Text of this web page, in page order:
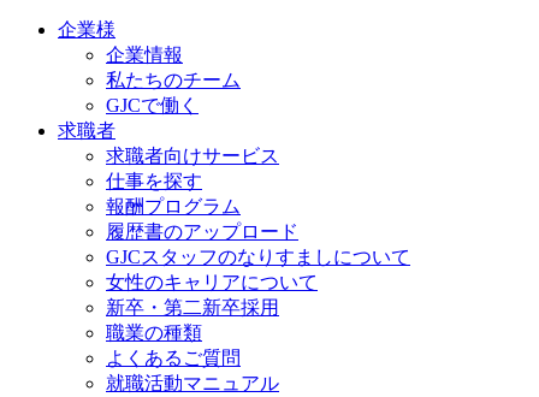
企業様
企業情報
私たちのチーム
GJCで働く
求職者
求職者向けサービス
仕事を探す
報酬プログラム
履歴書のアップロード
GJCスタッフのなりすましについて
女性のキャリアについて
新卒・第二新卒採用
職業の種類
よくあるご質問
就職活動マニュアル